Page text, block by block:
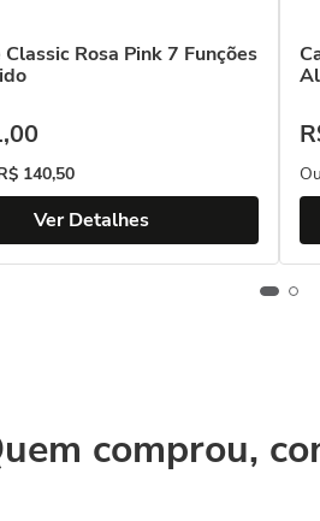
Rosa Pink 7 Funções
,00
140,50
Ver Detalhes
Ou
comprou,